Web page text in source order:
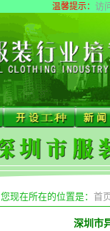
温馨提示： 访
您现在所在的位置是： 首
深圳市